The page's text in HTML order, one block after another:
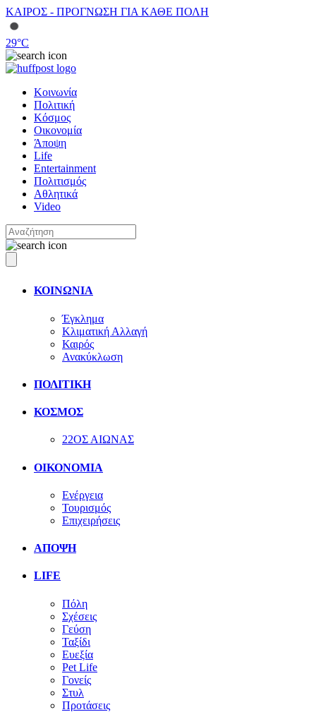
ΚΑΙΡΟΣ - ΠΡΟΓΝΩΣΗ ΓΙΑ ΚΑΘΕ ΠΟΛΗ
29°C
Κοινωνία
Πολιτική
Κόσμος
Οικονομία
Άποψη
Life
Entertainment
Πολιτισμός
Αθλητικά
Video
ΚΟΙΝΩΝΙΑ
Έγκλημα
Κλιματική Αλλαγή
Καιρός
Ανακύκλωση
ΠΟΛΙΤΙΚΗ
ΚΟΣΜΟΣ
22ΟΣ ΑΙΩΝΑΣ
ΟΙΚΟΝΟΜΙΑ
Ενέργεια
Τουρισμός
Επιχειρήσεις
ΑΠΟΨΗ
LIFE
Πόλη
Σχέσεις
Γεύση
Ταξίδι
Ευεξία
Pet Life
Γονείς
Στυλ
Προτάσεις